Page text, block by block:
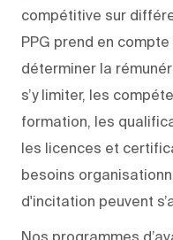
compétitive sur
PPG prend en
déterminer la
s’y limiter, les
formation, les
les licences et
besoins
d'incitation peuvent
Nos programmes